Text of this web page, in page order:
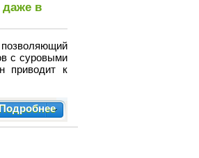
даже в
с суровыми
приводит к